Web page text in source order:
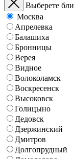
Выберете
Москва
Апрелевка
Балашиха
Бронницы
Верея
Видное
Волоколамск
Воскресенск
Высоковск
Голицыно
Дедовск
Дзержинский
Дмитров
Долгопрудный